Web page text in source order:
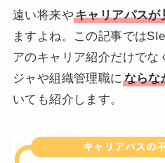
遠い将来やキャリアパスが
ますよね。この記事では
アのキャリア紹介だけでな
ジャや組織管理職にならな
いても紹介します。